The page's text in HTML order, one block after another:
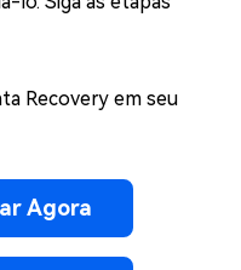
Recovery em seu
Agora